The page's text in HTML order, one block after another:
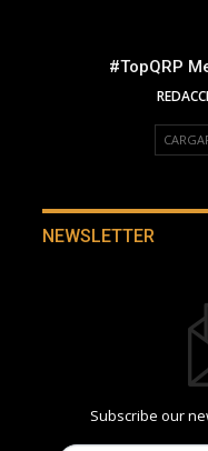
#TopQRP
NEWSLETTER
Subscribe our